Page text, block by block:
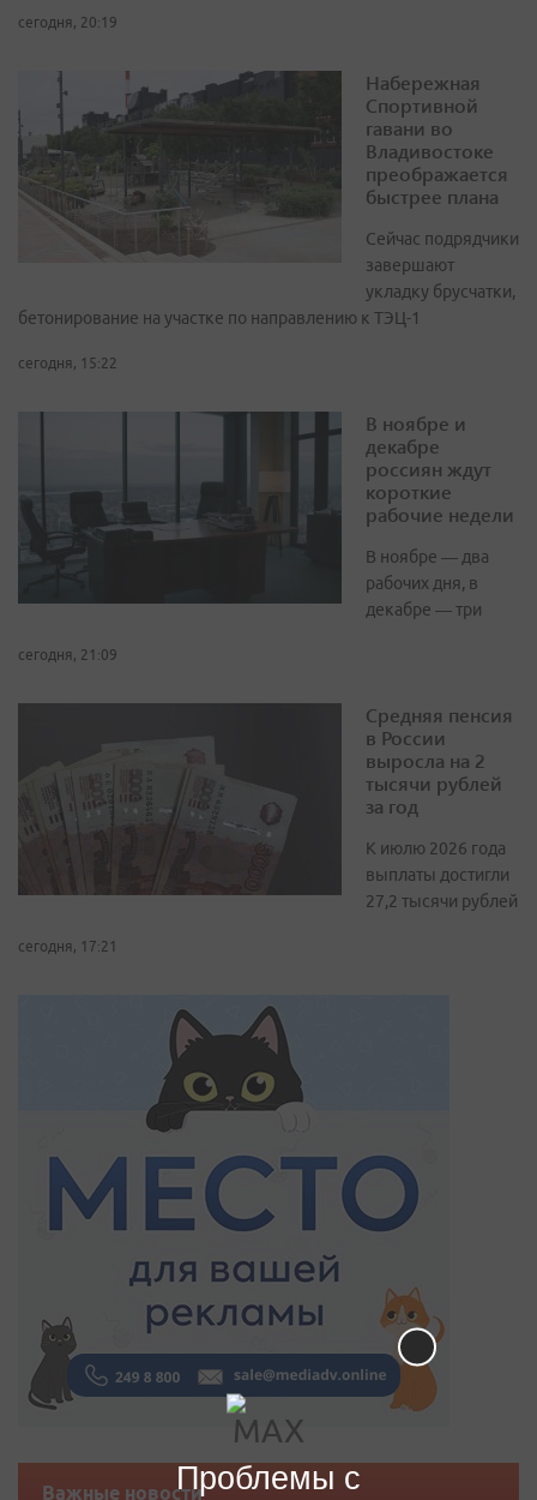
сегодня, 20:19
Набережная
Спортивной
гавани во
Владивостоке
преображается
быстрее плана
Сейчас подрядчики
завершают
укладку брусчатки,
бетонирование на участке по направлению к ТЭЦ-1
сегодня, 15:22
В ноябре и
декабре
россиян ждут
короткие
рабочие недели
В ноябре — два
рабочих дня, в
декабре — три
сегодня, 21:09
Средняя пенсия
в России
выросла на 2
тысячи рублей
за год
К июлю 2026 года
выплаты достигли
27,2 тысячи рублей
сегодня, 17:21
Важные новостиПроблемы с